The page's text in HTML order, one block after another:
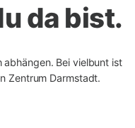
da bist.
Bei vielbunt ist
Zentrum Darmstadt.